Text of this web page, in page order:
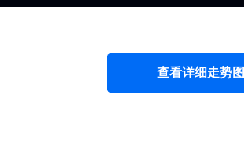
查看详细走势图